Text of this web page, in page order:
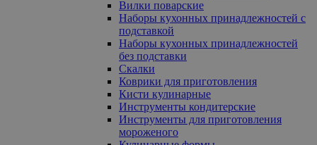
Вилки поварские
Наборы кухонных принадлежностей с
подставкой
Наборы кухонных принадлежностей
без подставки
Скалки
Коврики для приготовления
Кисти кулинарные
Инструменты кондитерские
Инструменты для приготовления
мороженого